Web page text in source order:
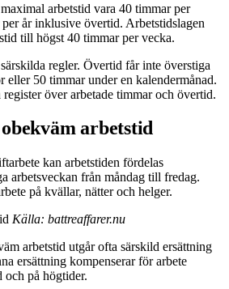
arbetstid vara 40 timmar per
år inklusive övertid. Arbetstidslagen
till högst 40 timmar per vecka.
regler. Övertid får inte överstiga
eller 50 timmar under en kalendermånad.
över arbetade timmar och övertid.
arbetstid
kan arbetstiden fördelas
arbetsveckan från måndag till fredag.
på kvällar, nätter och helger.
Källa: battreaffarer.nu
arbetstid utgår ofta särskild ersättning
ersättning kompenserar för arbete
på högtider.